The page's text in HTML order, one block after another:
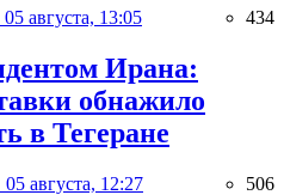
05 августа, 13:05 434
Ирана:
обнажило
в Тегеране
05 августа, 12:27 506